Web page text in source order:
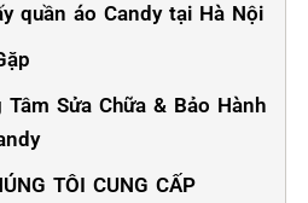
quần áo Candy tại Hà Nội
Sửa Chữa & Bảo Hành
TÔI CUNG CẤP